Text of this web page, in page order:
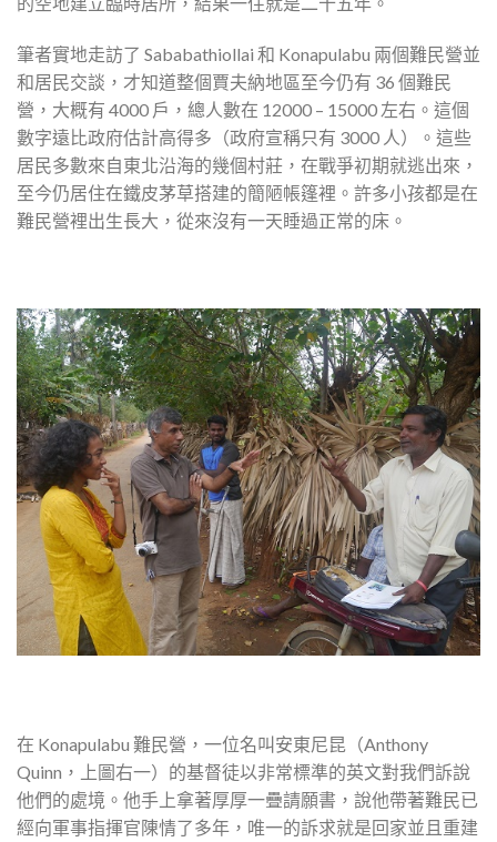
筆者實地走訪了 Sababathiollai 和 Konapulabu 兩個難民營並
和居民交談，才知道整個賈夫納地區至今仍有 36 個難民
營，大概有 4000 戶，總人數在 12000 – 15000 左右。這個
數字遠比政府估計高得多（政府宣稱只有 3000 人）。這些
居民多數來自東北沿海的幾個村莊，在戰爭初期就逃出來，
至今仍居住在鐵皮茅草搭建的簡陋帳篷裡。許多小孩都是在
難民營裡出生長大，從來沒有一天睡過正常的床。
在 Konapulabu 難民營，一位名叫安東尼昆（Anthony
Quinn，上圖右一）的基督徒以非常標準的英文對我們訴說
他們的處境。他手上拿著厚厚一疊請願書，說他帶著難民已
經向軍事指揮官陳情了多年，唯一的訴求就是回家並且重建